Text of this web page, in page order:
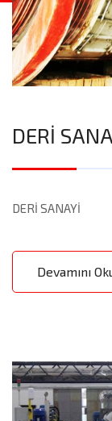
DERİ
DERİ SANAYİ
Devamını